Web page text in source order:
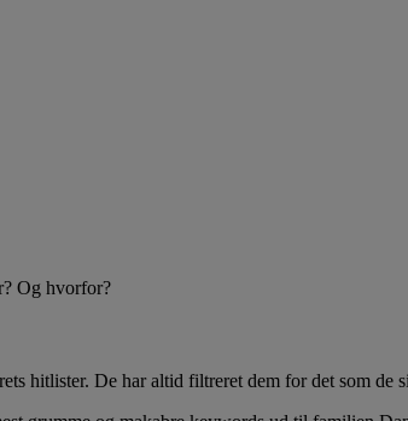
Og hvorfor?
hitlister. De har altid filtreret dem for det som de